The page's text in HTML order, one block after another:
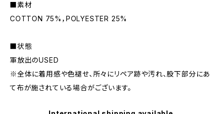
■素材
COTTON 75%，POLYESTER 25%
■状態
軍放出のUSED
※全体に着用感や色褪せ、所々にリペア跡や汚れ、股下部分にあ
て布が施されている場合がございます。